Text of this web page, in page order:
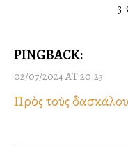
3
PINGBACK:
02/07/2024 AT 20:23
Πρὸς τοὺς